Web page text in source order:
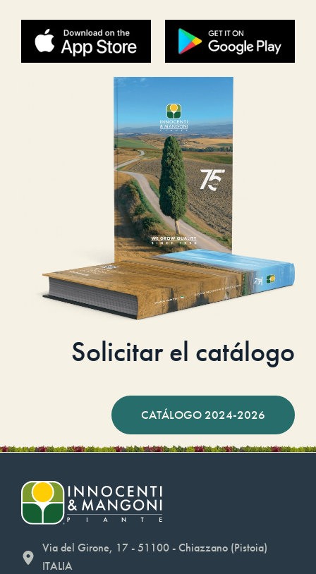
Solicitar el catálogo
CATÁLOGO 2024-2026
Via del Girone, 17 - 51100 - Chiazzano (Pistoia)
ITALIA